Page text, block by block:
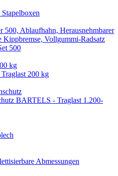
500
200 kg
BARTELS - Traglast 1.200-
Abmessungen